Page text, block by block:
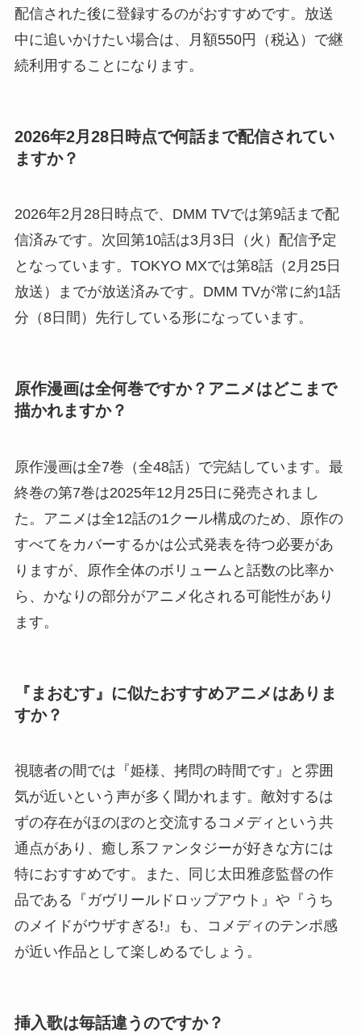
配信された後に登録するのがおすすめです。放送
中に追いかけたい場合は、月額550円（税込）で継
続利用することになります。
2026年2月28日時点で何話まで配信されてい
ますか？
2026年2月28日時点で、DMM TVでは第9話まで配
信済みです。次回第10話は3月3日（火）配信予定
となっています。TOKYO MXでは第8話（2月25日
放送）までが放送済みです。DMM TVが常に約1話
分（8日間）先行している形になっています。
原作漫画は全何巻ですか？アニメはどこまで
描かれますか？
原作漫画は全7巻（全48話）で完結しています。最
終巻の第7巻は2025年12月25日に発売されまし
た。アニメは全12話の1クール構成のため、原作の
すべてをカバーするかは公式発表を待つ必要があ
りますが、原作全体のボリュームと話数の比率か
ら、かなりの部分がアニメ化される可能性があり
ます。
『まおむす』に似たおすすめアニメはありま
すか？
視聴者の間では『姫様、拷問の時間です』と雰囲
気が近いという声が多く聞かれます。敵対するは
ずの存在がほのぼのと交流するコメディという共
通点があり、癒し系ファンタジーが好きな方には
特におすすめです。また、同じ太田雅彦監督の作
品である『ガヴリールドロップアウト』や『うち
のメイドがウザすぎる!』も、コメディのテンポ感
が近い作品として楽しめるでしょう。
挿入歌は毎話違うのですか？